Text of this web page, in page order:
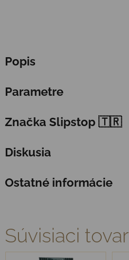
Popis
Parametre
Značka Slipstop 🇹🇷
Diskusia
Ostatné informácie
Súvisiaci tovar